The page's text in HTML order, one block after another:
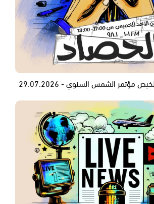
مؤتمر الشمس السنوي - 29.07.2026